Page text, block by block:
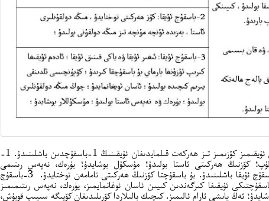
بىز ئۇخلاشقا باشلىغاندىن كىيىن ئۇيقىمىز كۆزىمىز تىز ھەركەت قىلمايدىغان ئۇيقىنىڭ 1-باسقۇچدىن باشلىنىدۇ. 1-
كۆزنىڭ ھەركىتى ئاستا بولىدۇ؛ مۇسكۇل بوشايدۇ؛ يۈرەك، نەپەس رىتىمى
ئاستىلايدۇ. ئۇندىن كىيىن 2-باسقۇچ ئۇيقا باشلىنىدۇ. بۇ باسقۇچتا كۆزنىڭ ھەركىتى تامامەن توختايدۇ. 3-باسقۇچ
ئۇيقىغا كىرگەندىن كىيىن ئاسان ئوغانمايمىز، يۈرەك، نەپەس رىتىمىمىز
ئەڭ ياىشى ئارام ئالىمىز. كىچىك بالىلاردا كۆرىلىدىغان كۆپىگە سىيىپ قويۇش،